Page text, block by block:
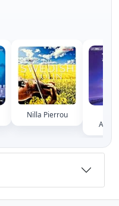
Nilla Pierrou